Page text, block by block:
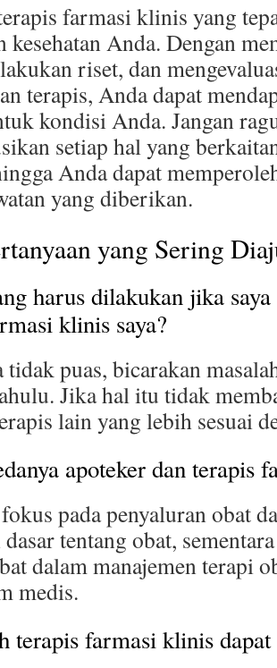
farmasi klinis yang
kesehatan Anda. Dengan
riset, dan
terapis, Anda dapat
kondisi Anda. Jangan
setiap hal yang
Anda dapat
yang diberikan.
yang Sering
harus dilakukan jika
klinis saya?
puas, bicarakan
Jika hal itu tidak
lain yang lebih sesuai
apoteker dan terapis
pada penyaluran obat
tentang obat,
dalam manajemen terapi
medis.
terapis farmasi klinis dapat